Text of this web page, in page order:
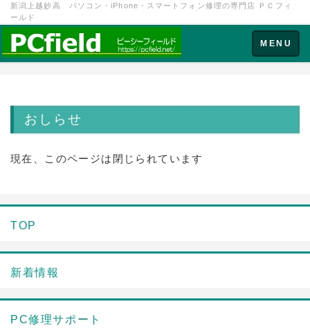
新潟上越妙高 パソコン・iPhone・スマートフォン修理の専門店 ＰＣフィ
ールド
Toggle
navigation
MENU
おしらせ
現在、このページは閉じられています
TOP
新着情報
PC修理サポート